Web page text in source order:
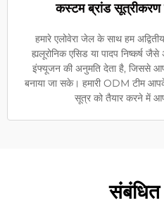
कस्टम ब्रांड
हमारे एलोवेरा जेल के साथ हम
ह्यलूरोनिक एसिड या पादप निष्कर्ष
इंफ्यूजन की अनुमति देता है, जिससे
बनाया जा सके। हमारी ODM टीम
सूत्र को तैयार करने में
संबंधित